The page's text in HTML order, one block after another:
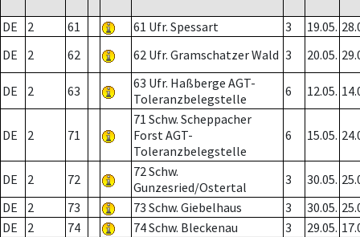
DE 2 61 61 Ufr. Spessart 3 19.05.
DE
2 62 62 Ufr. Gramschatzer Wald 3 20.05.
DE 2 63
63 Ufr. Haßberge AGT-
Toleranzbelegstelle
6 12.05.
DE 2 71
71 Schw. Scheppacher
Forst AGT-
Toleranzbelegstelle
6 15.05.
DE 2 72
72 Schw.
Gunzesried/Ostertal
3 30.05.
DE
2 73 73 Schw. Giebelhaus 3 30.05.
DE
2 74 74 Schw. Bleckenau 3 29.05.